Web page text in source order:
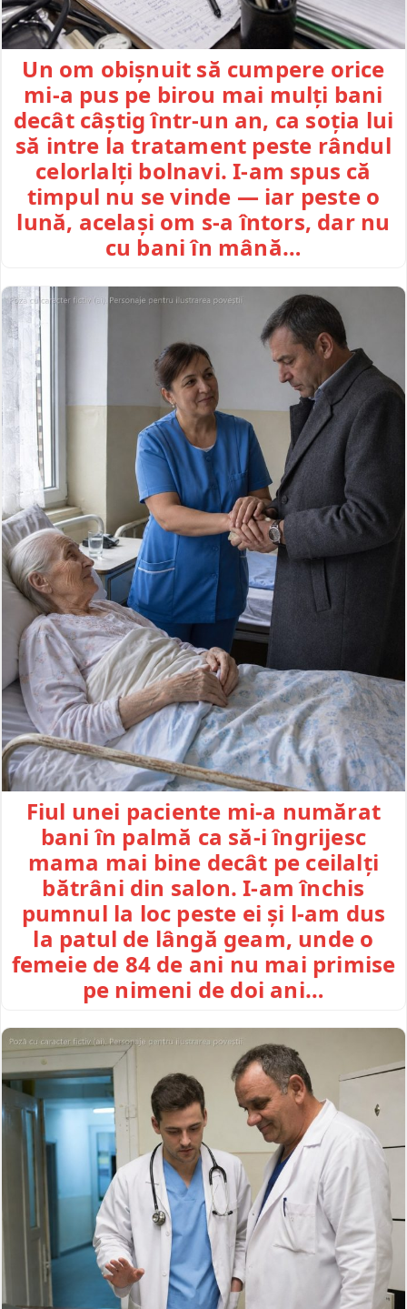
Un om obișnuit să cumpere orice
mi-a pus pe birou mai mulți bani
decât câștig într-un an, ca soția lui
să intre la tratament peste rândul
celorlalți bolnavi. I-am spus că
timpul nu se vinde — iar peste o
lună, același om s-a întors, dar nu
cu bani în mână…
Fiul unei paciente mi-a numărat
bani în palmă ca să-i îngrijesc
mama mai bine decât pe ceilalți
bătrâni din salon. I-am închis
pumnul la loc peste ei și l-am dus
la patul de lângă geam, unde o
femeie de 84 de ani nu mai primise
pe nimeni de doi ani…